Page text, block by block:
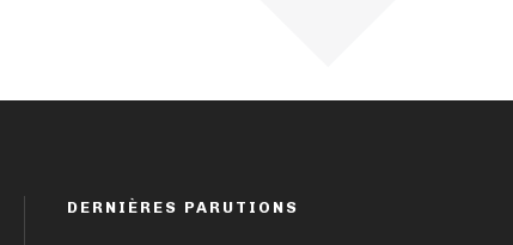
DERNIÈRES PARUTIONS